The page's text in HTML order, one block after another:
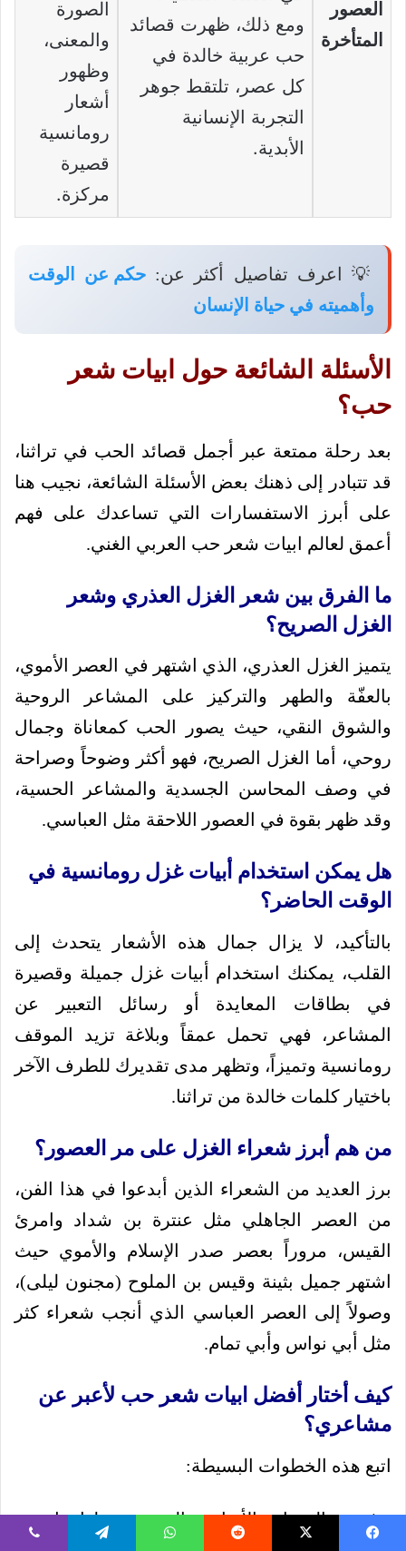
العصور
المتأخرة
ومع ذلك، ظهرت قصائد
حب عربية خالدة في
كل عصر، تلتقط جوهر
التجربة الإنسانية
الأبدية.
الصورة
والمعنى،
وظهور
أشعار
رومانسية
قصيرة
مركزة.
💡 اعرف تفاصيل أكثر عن: حكم عن الوقت
وأهميته في حياة الإنسان
الأسئلة الشائعة حول ابيات شعر
حب؟
بعد رحلة ممتعة عبر أجمل قصائد الحب في تراثنا،
قد تتبادر إلى ذهنك بعض الأسئلة الشائعة، نجيب هنا
على أبرز الاستفسارات التي تساعدك على فهم
أعمق لعالم ابيات شعر حب العربي الغني.
ما الفرق بين شعر الغزل العذري وشعر
الغزل الصريح؟
يتميز الغزل العذري، الذي اشتهر في العصر الأموي،
بالعفّة والطهر والتركيز على المشاعر الروحية
والشوق النقي، حيث يصور الحب كمعاناة وجمال
روحي، أما الغزل الصريح، فهو أكثر وضوحاً وصراحة
في وصف المحاسن الجسدية والمشاعر الحسية،
وقد ظهر بقوة في العصور اللاحقة مثل العباسي.
هل يمكن استخدام أبيات غزل رومانسية في
الوقت الحاضر؟
بالتأكيد، لا يزال جمال هذه الأشعار يتحدث إلى
القلب، يمكنك استخدام أبيات غزل جميلة وقصيرة
في بطاقات المعايدة أو رسائل التعبير عن
المشاعر، فهي تحمل عمقاً وبلاغة تزيد الموقف
رومانسية وتميزاً، وتظهر مدى تقديرك للطرف الآخر
باختيار كلمات خالدة من تراثنا.
من هم أبرز شعراء الغزل على مر العصور؟
برز العديد من الشعراء الذين أبدعوا في هذا الفن،
من العصر الجاهلي مثل عنترة بن شداد وامرئ
القيس، مروراً بعصر صدر الإسلام والأموي حيث
اشتهر جميل بثينة وقيس بن الملوح (مجنون ليلى)،
وصولاً إلى العصر العباسي الذي أنجب شعراء كثر
مثل أبي نواس وأبي تمام.
كيف أختار أفضل ابيات شعر حب لأعبر عن
مشاعري؟
اتبع هذه الخطوات البسيطة:
حدد المشاعر الأساسية التي تريد نقلها: هل هي